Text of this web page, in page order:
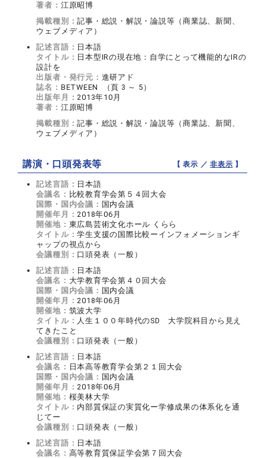
著者： 江原昭博
掲載種別：記事・総説・解説・論説等（商業誌、新聞、
ウェブメディア）
記述言語： 日本語
タイトル： 日本型IRの現在地：自学にとって機能的なIRの
設計を
出版者・発行元： 進研アド
誌名： BETWEEN （頁 3 ～ 5）
出版年月：2013年10月
著者： 江原昭博
掲載種別：記事・総説・解説・論説等（商業誌、新聞、
ウェブメディア）
講演・口頭発表等 【 表示 ／非表示 】
記述言語： 日本語
会議名： 比較教育学会第５４回大会
国際・国内会議： 国内会議
開催年月：2018年06月
開催地： 東広島芸術文化ホール くらら
タイトル：学生支援の国際比較ーインフォメーションギ
ャップの視点から
会議種別： 口頭発表（一般）
記述言語： 日本語
会議名： 大学教育学会第４０回大会
国際・国内会議： 国内会議
開催年月：2018年06月
開催地： 筑波大学
タイトル： 人生１００年時代のSD 大学院科目から見え
てきたこと
会議種別： 口頭発表（一般）
記述言語： 日本語
会議名： 日本高等教育学会第２１回大会
国際・国内会議： 国内会議
開催年月：2018年06月
開催地： 桜美林大学
タイトル： 内部質保証の実質化ー学修成果の体系化を通
じてー
会議種別： 口頭発表（一般）
記述言語： 日本語
会議名： 高等教育質保証学会第７回大会